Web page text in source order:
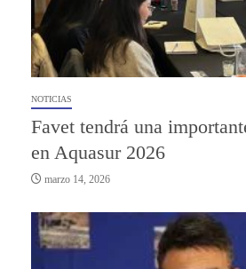
NOTICIAS
Favet tendrá una
en Aquasur 2026
marzo 14, 2026